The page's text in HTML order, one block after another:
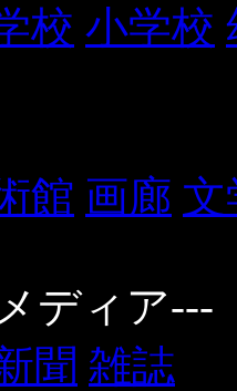
校 小学校
館 画廊 文
ディア---
聞 雑誌